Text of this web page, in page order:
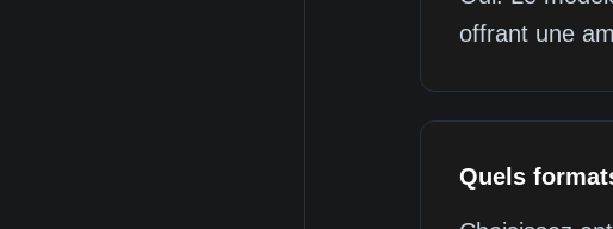
offrant une
Quels